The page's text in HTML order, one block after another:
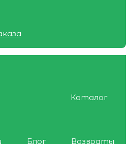
Каталог
Блог
Возвраты